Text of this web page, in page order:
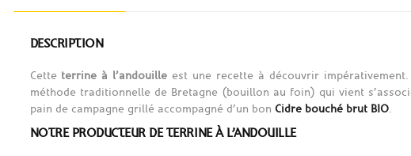
DESCRIPTION
Cette terrine à l’andouille est une recette à découvrir
méthode traditionnelle de Bretagne (bouillon au foin) qui vient
pain de campagne grillé accompagné d’un bon Cidre bouché brut BIO.
NOTRE PRODUCTEUR DE TERRINE À L’ANDOUILLE